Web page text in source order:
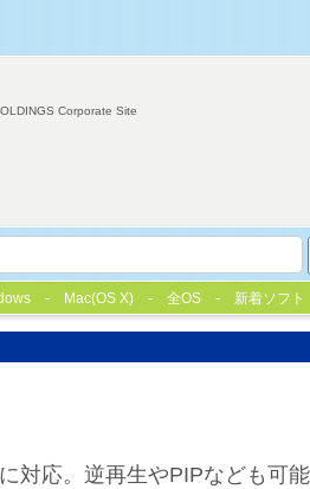
Corporate Site
Mac(OS X) 全OS 新着ソフト
対応。逆再生やPIPなども可